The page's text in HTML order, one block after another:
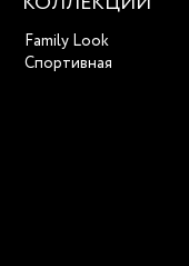
Family Look
Спортивная